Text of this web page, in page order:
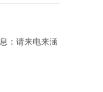
：请来电来涵